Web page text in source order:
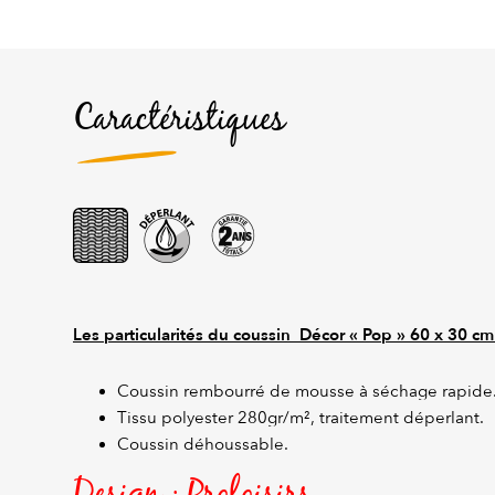
Caractéristiques
Les particularités du coussin Décor « Pop » 60 x 30
Coussin rembourré de mousse à séchage
Tissu polyester 280gr/m², traitement déperlant.
Coussin déhoussable.